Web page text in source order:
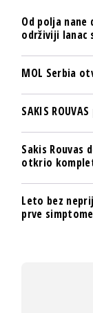
Od polja nane
održiviji lanac
MOL Serbia
SAKIS
Sakis Rouvas
otkrio
Leto bez
prve